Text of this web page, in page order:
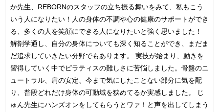
か先生、REBORNのスタッフの立ち振る舞いをみて、私もこう
いう人になりたい！人の身体の不調や心の健康のサポートができ
る、多くの人を笑顔にできる人になりたいと強く思いました！
解剖学通し、自分の身体についても深く知ることができ、まだま
だ追求していきたい分野でもあります。 実技が始まり、動きを
習得していく中でピラティスの難しさに苦悩しました。骨盤のニ
ュートラル、肩の安定、今まで気にしたことない部分に気を配
り、普段どれだけ身体の可動域を狭めてるか実感しました。 じ
ゅん先生にハンズオンをしてもらうとワァ！と声を出してしまう